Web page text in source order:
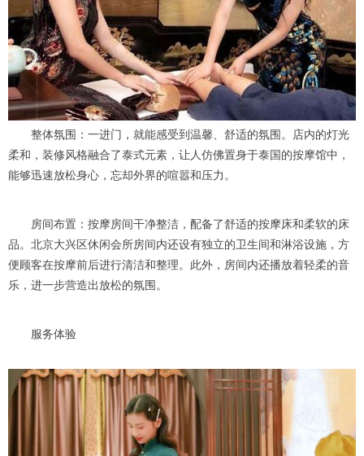
整体氛围：一进门，就能感受到温馨、舒适的氛围。店内的灯光
柔和，装修风格融合了泰式元素，让人仿佛置身于泰国的按摩馆中，
能够迅速放松身心，忘却外界的喧嚣和压力。
房间布置：按摩房间干净整洁，配备了舒适的按摩床和柔软的床
品。北京大兴区休闲会所房间内还设有独立的卫生间和淋浴设施，方
便顾客在按摩前后进行清洁和整理。此外，房间内还播放着轻柔的音
乐，进一步营造出放松的氛围。
服务体验